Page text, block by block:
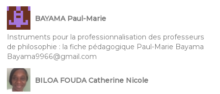
BAYAMA Paul-Marie
Instruments pour la professionnalisation des professeurs
de philosophie : la fiche pédagogique Paul-Marie Bayama
Bayama9966@gmail.com
BILOA FOUDA Catherine Nicole